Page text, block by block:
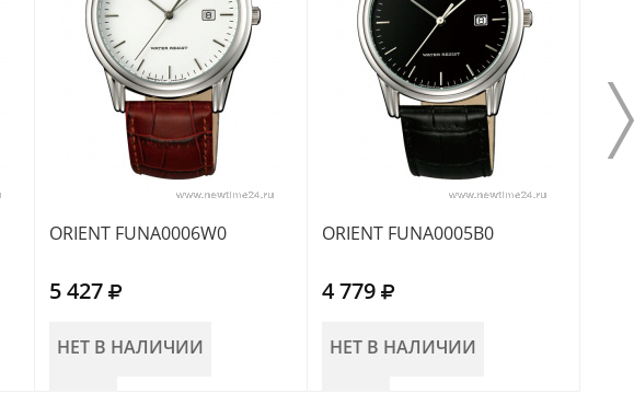
ORIENT FUNA0006W0
5 427
НЕТ В НАЛИЧИИ
ORIENT FUNA0005B0
4 779
НЕТ В НАЛИЧИИ